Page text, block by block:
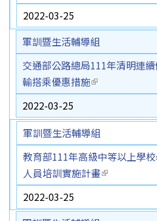
2022-03-25
軍訓暨生活輔導組
交通部公路總局111年清明連
輸搭乘優惠措施(link is external)
2022-03-25
軍訓暨生活輔導組
教育部111年高級中等以上學
人員培訓實施計畫(link is
2022-03-25